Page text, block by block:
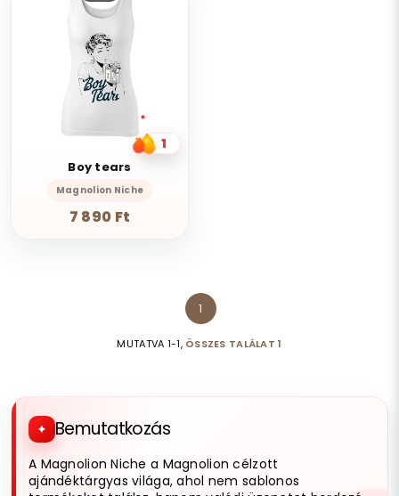
Bemutatkozás
A Magnolion Niche a Magnolion célzott
ajándéktárgyas világa, ahol nem sablonos
1
Boy tears
Magnolion Niche
7 890 Ft
MUTATVA 1-1, ÖSSZES TALÁLAT 1
1